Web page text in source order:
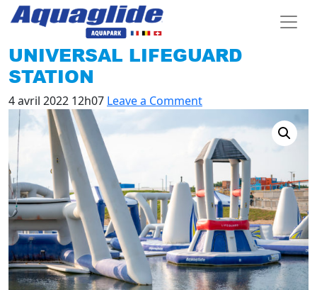
UNIVERSAL LIFEGUARD
STATION
4 avril 2022 12h07 Leave a Comment